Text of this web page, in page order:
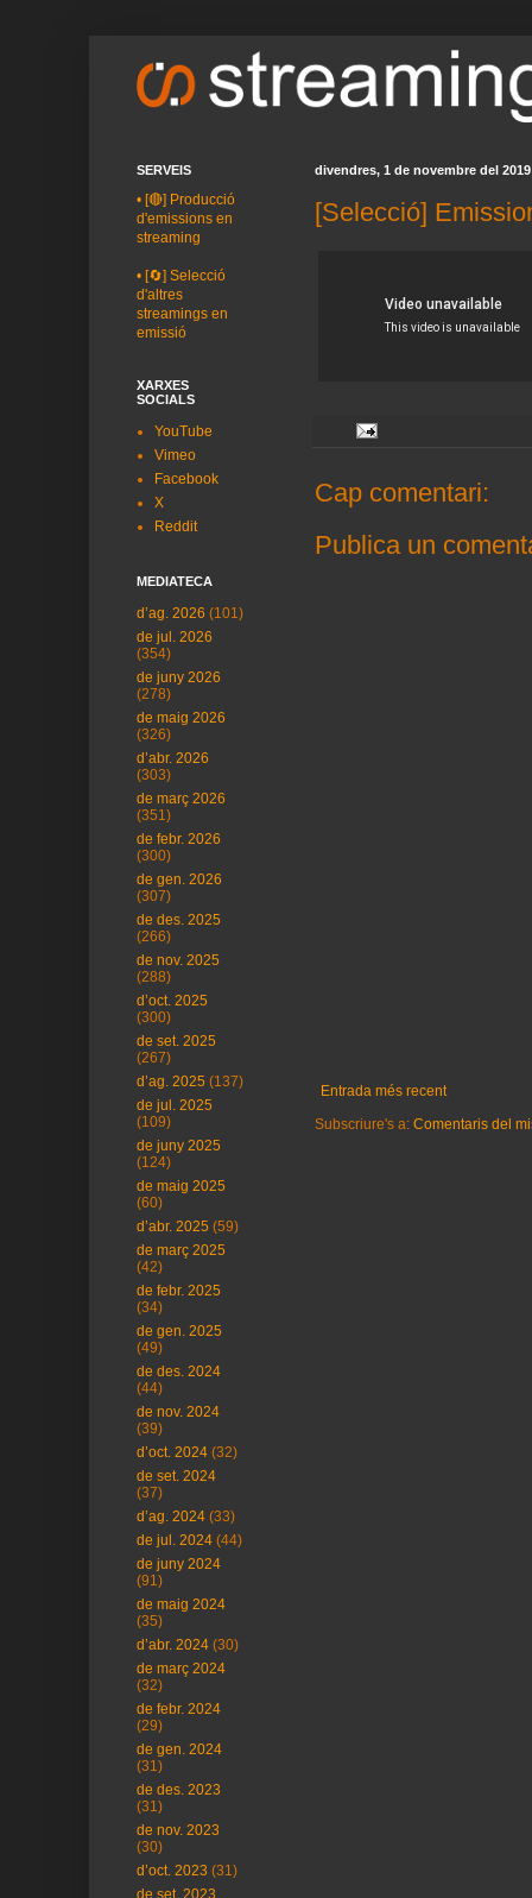
divendres, 1 de novembre del 2019
[Selecció]
Cap comentari:
Publica un
Entrada més recent
Subscriure's a: Comentaris del
SERVEIS
• [🔴] Producció
d'emissions en
streaming
• [🔄] Selecció
d'altres
streamings en
emissió
XARXES
SOCIALS
YouTube
Vimeo
Facebook
X
Reddit
MEDIATECA
d’ag. 2026 (101)
de jul. 2026
(354)
de juny 2026
(278)
de maig 2026
(326)
d’abr. 2026
(303)
de març 2026
(351)
de febr. 2026
(300)
de gen. 2026
(307)
de des. 2025
(266)
de nov. 2025
(288)
d’oct. 2025
(300)
de set. 2025
(267)
d’ag. 2025 (137)
de jul. 2025
(109)
de juny 2025
(124)
de maig 2025
(60)
d’abr. 2025 (59)
de març 2025
(42)
de febr. 2025
(34)
de gen. 2025
(49)
de des. 2024
(44)
de nov. 2024
(39)
d’oct. 2024 (32)
de set. 2024
(37)
d’ag. 2024 (33)
de jul. 2024 (44)
de juny 2024
(91)
de maig 2024
(35)
d’abr. 2024 (30)
de març 2024
(32)
de febr. 2024
(29)
de gen. 2024
(31)
de des. 2023
(31)
de nov. 2023
(30)
d’oct. 2023 (31)
de set. 2023